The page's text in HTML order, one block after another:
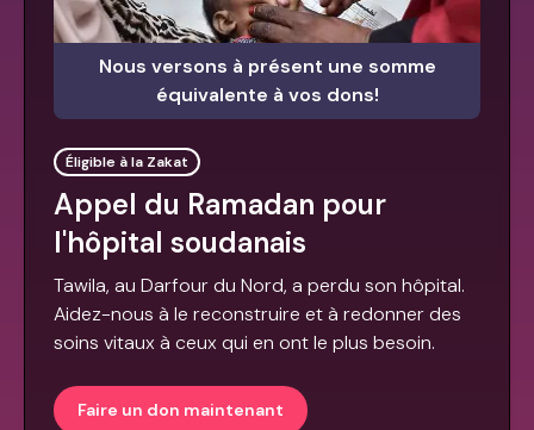
Nous versons à présent une somme
équivalente à vos dons!
Éligible à la Zakat
Appel du Ramadan pour
l'hôpital soudanais
Tawila, au Darfour du Nord, a perdu son hôpital.
Aidez-nous à le reconstruire et à redonner des
soins vitaux à ceux qui en ont le plus besoin.
Faire un don maintenant